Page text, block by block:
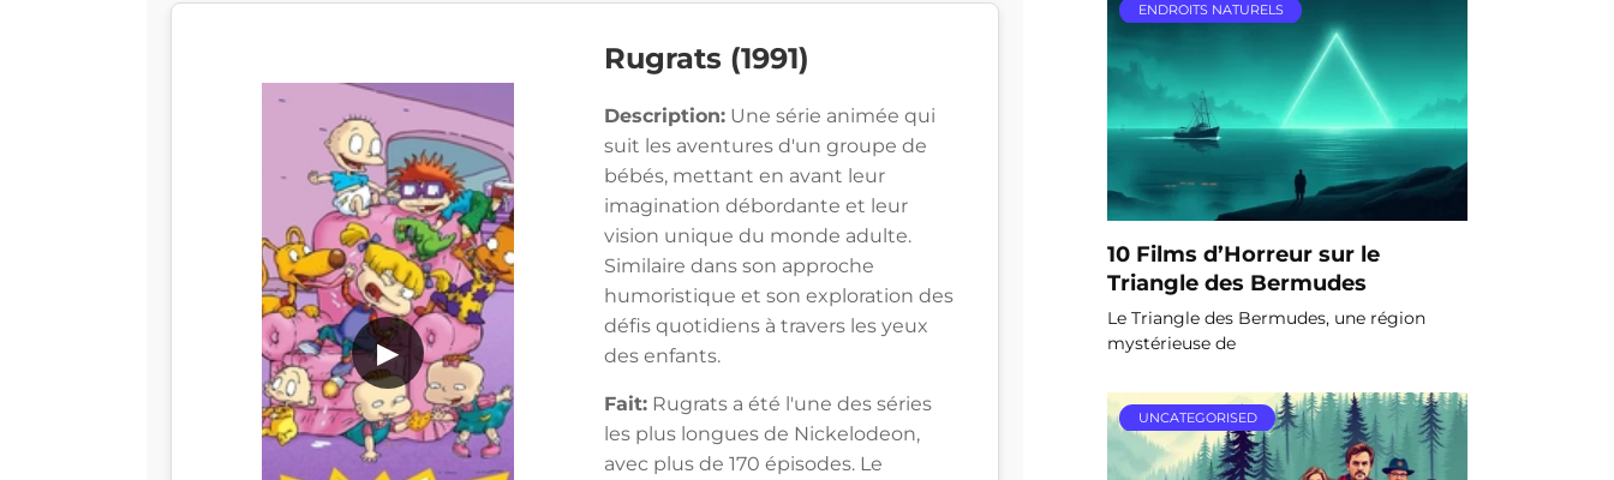
▶
Rugrats (1991)
Description: Une série animée qui
suit les aventures d'un groupe de
bébés, mettant en avant leur
imagination débordante et leur
vision unique du monde adulte.
Similaire dans son approche
humoristique et son exploration des
défis quotidiens à travers les yeux
des enfants.
Fait: Rugrats a été l'une des séries
les plus longues de Nickelodeon,
avec plus de 170 épisodes. Le
ENDROITS NATURELS
10 Films d’Horreur sur le
Triangle des Bermudes
Le Triangle des Bermudes, une région
mystérieuse de
UNCATEGORISED